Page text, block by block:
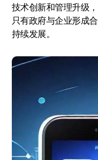
技术创新和管理升级
只有政府与企业形成
持续发展。